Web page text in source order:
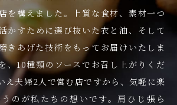
を構えました。
上質な食材、素材一つ
かすために選び抜いた衣と油、 そして
きあげた技術をもってお届けいたしま
、10種類のソースでお召し上がりくだ
え夫婦2人で営む店ですから、 気軽に楽
のが私たちの想いです。肩ひじ張ら